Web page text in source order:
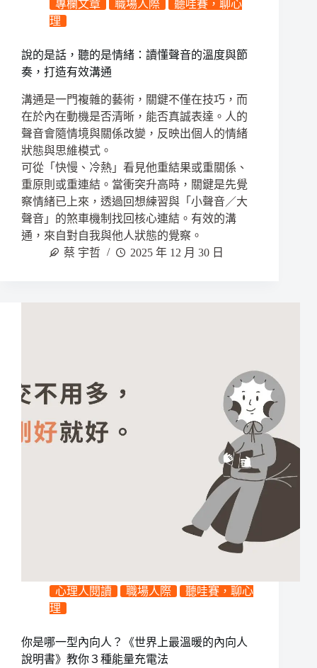
專欄文章 職場人際
聽哇賽，聊心
理
說的是話，聽的是情緒：讀懂聲音的溫度與節
奏，打造有效溝通
溝通是一門複雜的藝術，關鍵不僅在技巧，而
在於內在動機是否清晰，能否真誠表達。人的
聲音會隨情境與關係改變，反映出個人的情緒
狀態與思維模式。
可從「快慢、冷熱」看見他重結果或重關係、
重原則或重連結。當衝突升高時，關鍵是先覺
察情緒已上來，透過回想練習與「小聲音／大
聲音」的煞車機制找回核心連結。有效的溝
通，來自對自我與他人狀態的覺察。
蔡 宇哲
2025 年 12 月 30 日
心理人閱讀 職場人際
聽哇賽，聊心
理
你是哪一型內向人？《世界上最溫暖的內向人
說明書》教你３種能量充電法